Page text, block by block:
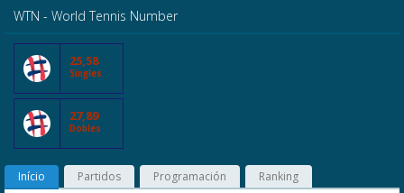
WTN - World Tennis Number
25,58
Singles
27,89
Dobles
Início Partidos Programación Ranking